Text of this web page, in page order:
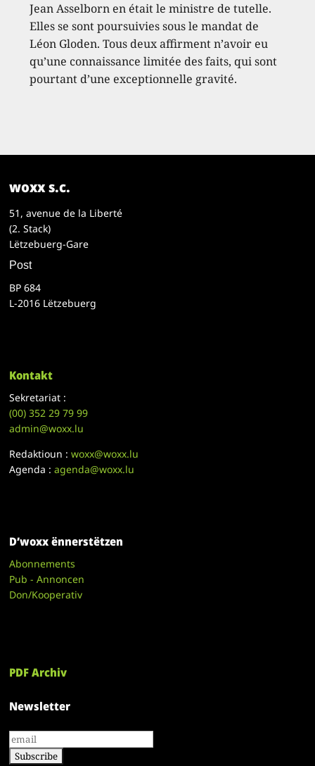
Jean Asselborn en était le ministre de tutelle.
Elles se sont poursuivies sous le mandat de
Léon Gloden. Tous deux affirment n’avoir eu
qu’une connaissance limitée des faits, qui sont
pourtant d’une exceptionnelle gravité.
woxx s.c.
51, avenue de la Liberté
(2. Stack)
Lëtzebuerg-Gare
Post
BP 684
L-2016 Lëtzebuerg
Kontakt
Sekretariat :
(00)352 29 79 99
admin@woxx.lu
Redaktioun :woxx@woxx.lu
Agenda :agenda@woxx.lu
D’woxx ënnerstëtzen
Abonnements
Pub - Annoncen
Don/Kooperativ
PDF Archiv
Newsletter